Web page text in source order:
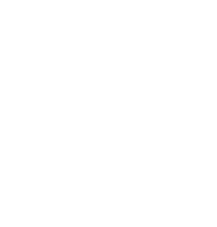
na
que cada
de
de